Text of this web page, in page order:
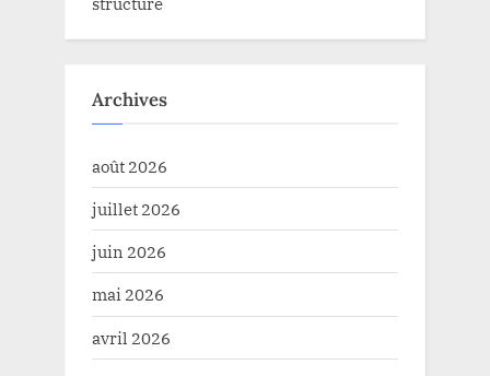
Archives
août 2026
juillet 2026
juin 2026
mai 2026
avril 2026